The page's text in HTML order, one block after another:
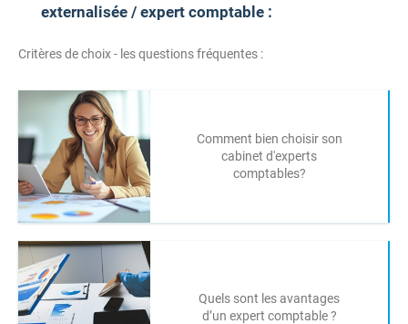
externalisée / expert comptable :
Critères de choix - les questions fréquentes :
Comment bien choisir son
cabinet d'experts
comptables?
Quels sont les avantages
d’un expert comptable ?